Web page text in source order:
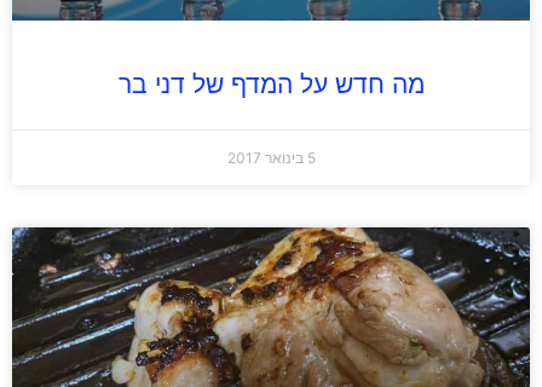
מה חדש על המדף של דני בר
5 בינואר 2017